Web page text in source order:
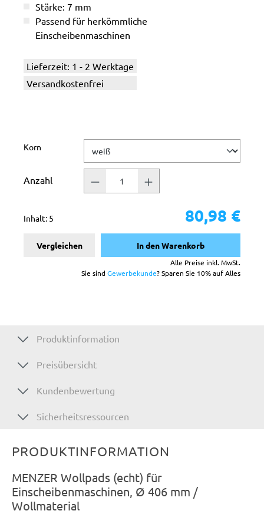
Stärke: 7 mm
Passend für herkömmliche
Einscheibenmaschinen
Lieferzeit: 1 - 2 Werktage
Versandkostenfrei
Korn
Anzahl
Inhalt: 5 80,98 €
Vergleichen In den Warenkorb
Alle Preise inkl. MwSt.
Sie sindGewerbekunde? Sparen Sie 10% auf Alles
Produktinformation
Preisübersicht
Kundenbewertung
Sicherheitsressourcen
PRODUKTINFORMATION
MENZER Wollpads (echt) für
Einscheibenmaschinen, Ø 406 mm /
Wollmaterial